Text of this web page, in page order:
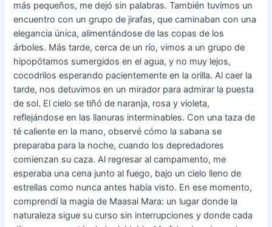
más pequeños, me dejó sin palabras. También tuvimos un
encuentro con un grupo de jirafas, que caminaban con una
elegancia única, alimentándose de las copas de los
árboles. Más tarde, cerca de un río, vimos a un grupo de
hipopótamos sumergidos en el agua, y no muy lejos,
cocodrilos esperando pacientemente en la orilla. Al caer la
tarde, nos detuvimos en un mirador para admirar la puesta
de sol. El cielo se tiñó de naranja, rosa y violeta,
reflejándose en las llanuras interminables. Con una taza de
té caliente en la mano, observé cómo la sabana se
preparaba para la noche, cuando los depredadores
comienzan su caza. Al regresar al campamento, me
esperaba una cena junto al fuego, bajo un cielo lleno de
estrellas como nunca antes había visto. En ese momento,
comprendí la magia de Maasai Mara: un lugar donde la
naturaleza sigue su curso sin interrupciones y donde cada